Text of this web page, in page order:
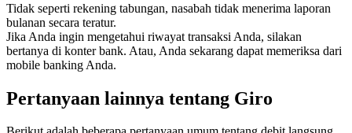
Tidak seperti rekening tabungan, nasabah tidak menerima laporan
bulanan secara teratur.
Jika Anda ingin mengetahui riwayat transaksi Anda, silakan
bertanya di konter bank. Atau, Anda sekarang dapat memeriksa dari
mobile banking Anda.
Pertanyaan lainnya tentang Giro